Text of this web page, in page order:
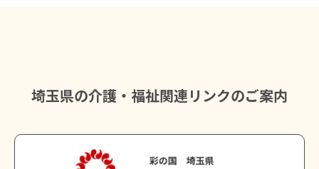
埼玉県の介護・福祉関連リンクのご案内